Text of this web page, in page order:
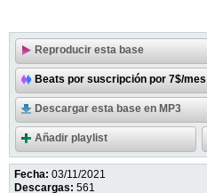
Reproducir esta base
Beats por suscripción por 7$/mes
Descargar esta base en MP3
Añadir playlist
Fecha: 03/11/2021
Descargas: 561